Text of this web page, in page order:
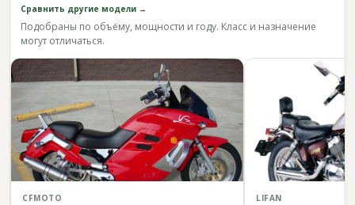
Сравнить другие модели →
Подобраны по объёму, мощности и году. Класс и назначение
могут отличаться.
CFMOTO LIFAN